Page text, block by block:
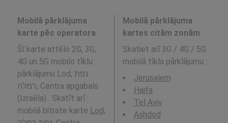
Mobilā pārklājuma
karte pēc operatora
Šī karte attēlo 2G, 3G,
4G un 5G mobilo tīklu
pārklājumu Lod, נפת
רמלה, Centra apgabals
(Izraēla) . Skatīt arī :
mobilā bitrate karte Lod,
Mobilā pārklājuma
kartes citām zonām
Skatiet arī 3G / 4G / 5G
mobilā tīkla pārklājumu :
Jerusalem
Haifa
Tel Aviv
Ashdod